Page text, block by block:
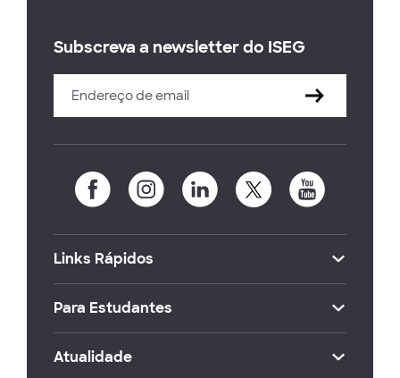
Subscreva a newsletter do ISEG
Links Rápidos
Para Estudantes
Atualidade